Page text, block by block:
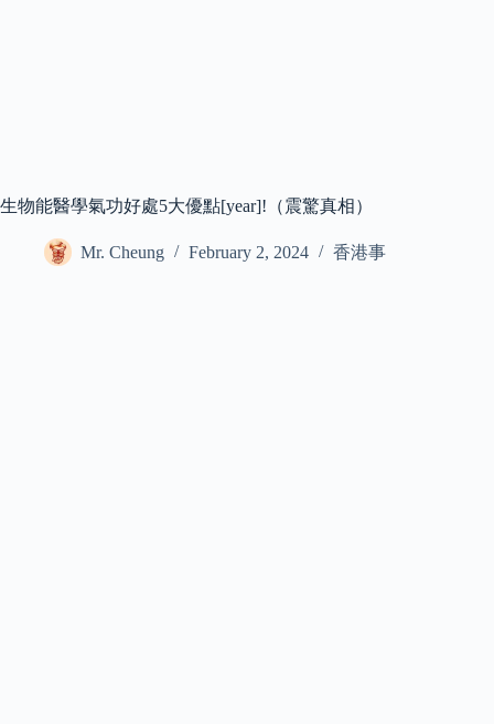
生物能醫學氣功好處5大優點[year]!（震驚真相）
Mr. Cheung February 2, 2024 香港事